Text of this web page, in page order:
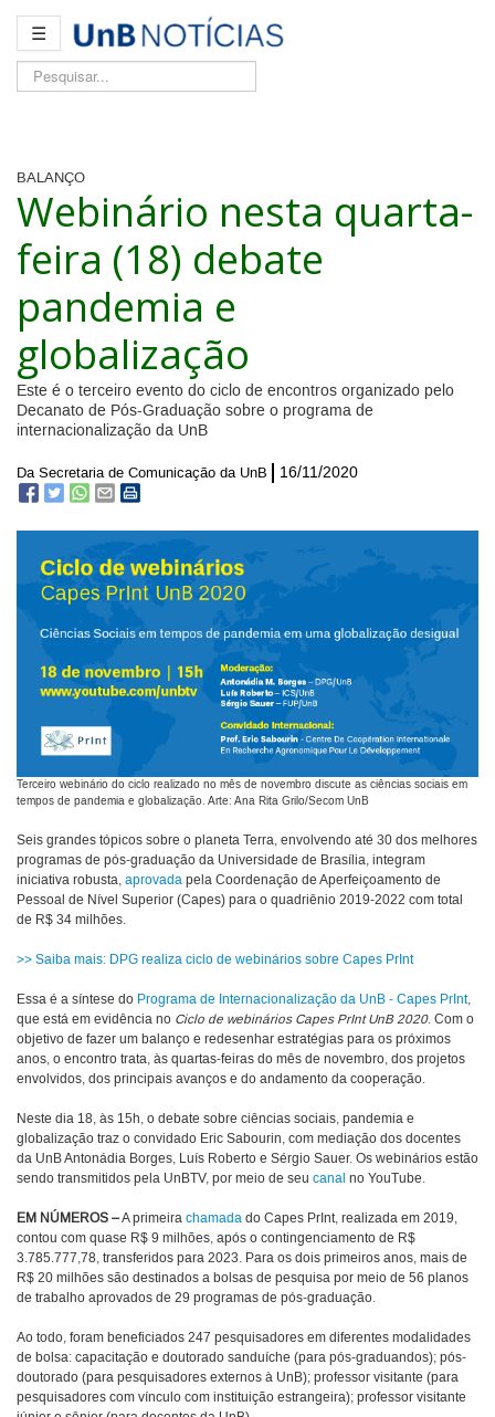
☰
Pesquisar...
BALANÇO
Webinário nesta quarta-
feira (18) debate
pandemia e
globalização
Este é o terceiro evento do ciclo de encontros organizado pelo
Decanato de Pós-Graduação sobre o programa de
internacionalização da UnB
Da Secretaria de Comunicação da UnB 16/11/2020
Terceiro webinário do ciclo realizado no mês de novembro discute as ciências sociais em
tempos de pandemia e globalização. Arte: Ana Rita Grilo/Secom UnB
Seis grandes tópicos sobre o planeta Terra, envolvendo até 30 dos melhores
programas de pós-graduação da Universidade de Brasília, integram
iniciativa robusta, aprovada pela Coordenação de Aperfeiçoamento de
Pessoal de Nível Superior (Capes) para o quadriênio 2019-2022 com total
de R$ 34 milhões.
>> Saiba mais: DPG realiza ciclo de webinários sobre Capes PrInt
Essa é a síntese do Programa de Internacionalização da UnB - Capes PrInt,
que está em evidência no Ciclo de webinários Capes PrInt UnB 2020. Com o
objetivo de fazer um balanço e redesenhar estratégias para os próximos
anos, o encontro trata, às quartas-feiras do mês de novembro, dos projetos
envolvidos, dos principais avanços e do andamento da cooperação.
Neste dia 18, às 15h, o debate sobre ciências sociais, pandemia e
globalização traz o convidado Eric Sabourin, com mediação dos docentes
da UnB Antonádia Borges, Luís Roberto e Sérgio Sauer. Os webinários estão
sendo transmitidos pela UnBTV, por meio de seu canal no YouTube.
EM NÚMEROS –A primeira chamada do Capes PrInt, realizada em 2019,
contou com quase R$ 9 milhões, após o contingenciamento de R$
3.785.777,78, transferidos para 2023. Para os dois primeiros anos, mais de
R$ 20 milhões são destinados a bolsas de pesquisa por meio de 56 planos
de trabalho aprovados de 29 programas de pós-graduação.
Ao todo, foram beneficiados 247 pesquisadores em diferentes modalidades
de bolsa: capacitação e doutorado sanduíche (para pós-graduandos); pós-
doutorado (para pesquisadores externos à UnB); professor visitante (para
pesquisadores com vínculo com instituição estrangeira); professor visitante